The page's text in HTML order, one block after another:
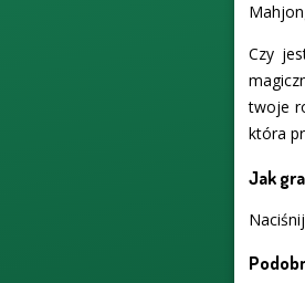
Czy
twoje
która
Jak